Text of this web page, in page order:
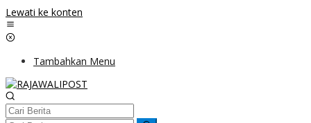
Lewati ke konten
Tambahkan Menu